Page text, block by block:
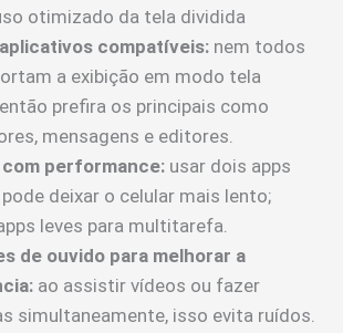
otimizado da tela dividida
compatíveis: nem todos
a exibição em modo tela
prefira os principais como
mensagens e editores.
com performance: usar dois apps
deixar o celular mais lento;
leves para multitarefa.
de ouvido para melhorar a
ao assistir vídeos ou fazer
simultaneamente, isso evita ruídos.